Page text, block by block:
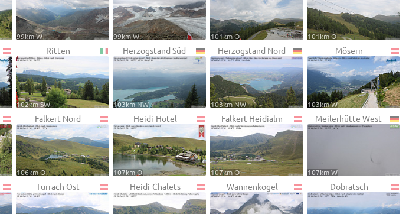
99km W 99km W 101km O 101km O
Ritten
102km SW
Herzogstand Süd
103km NW
Herzogstand Nord
103km NW
Mösern
103km W
Falkert Nord
106km O
Heidi-Hotel
107km O
Falkert Heidialm
107km O
Meilerhütte West
107km W
Turrach Ost Heidi-Chalets Wannenkogel Dobratsch